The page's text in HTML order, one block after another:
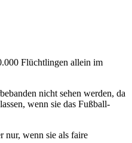
Flüchtlingen allein im
nicht sehen werden, da
wenn sie das Fußball-
nur, wenn sie als faire